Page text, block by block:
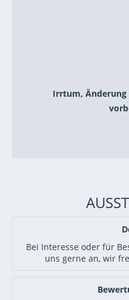
Irrtum, Änderung
Bei Interesse oder für
uns gerne an, wir